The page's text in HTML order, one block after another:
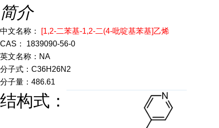
简介
中文名称：
[1,2-二苯基-1,2-二(4-吡啶基苯基]乙烯
CAS： 1839090-56-0
英文名称：NA
分子式：C36H26N2
分子量：486.61
结构式：